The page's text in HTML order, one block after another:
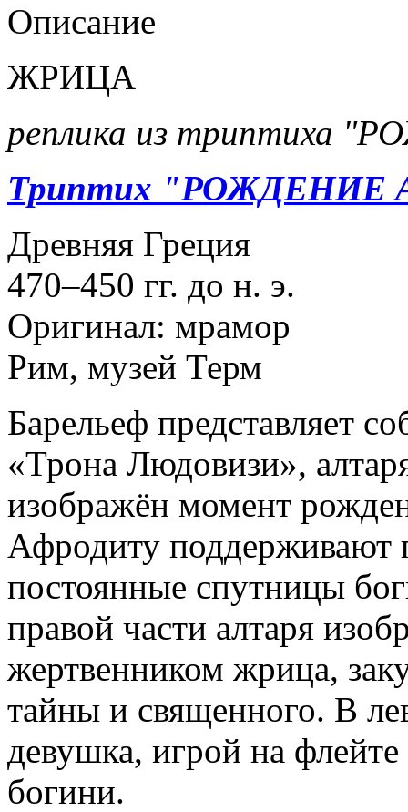
Описание
ЖРИЦА
реплика из триптиха
Триптих
Древняя Греция
470–450 гг. до н. э.
Оригинал: мрамор
Рим, музей Терм
Барельеф представляет
«Трона Людовизи»,
изображён момент
Афродиту
постоянные спутницы
правой части алтаря
жертвенником жрица,
тайны и священного. В
девушка, игрой на
богини.